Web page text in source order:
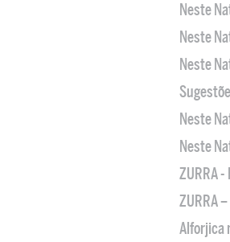
Neste
Neste
Neste
Neste
Neste
ZURRA
ZURRA
Alforjica